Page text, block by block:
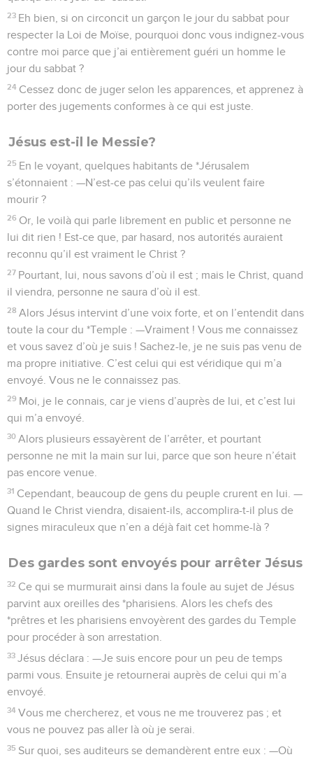
23 Eh bien, si on circoncit un garçon le jour du sabbat pour
respecter la Loi de Moïse, pourquoi donc vous indignez-vous
contre moi parce que j’ai entièrement guéri un homme le
jour du sabbat ?
24 Cessez donc de juger selon les apparences, et apprenez à
porter des jugements conformes à ce qui est juste.
Jésus est-il le Messie?
25 En le voyant, quelques habitants de *Jérusalem
s’étonnaient : —N’est-ce pas celui qu’ils veulent faire
mourir ?
26 Or, le voilà qui parle librement en public et personne ne
lui dit rien ! Est-ce que, par hasard, nos autorités auraient
reconnu qu’il est vraiment le Christ ?
27 Pourtant, lui, nous savons d’où il est ; mais le Christ, quand
il viendra, personne ne saura d’où il est.
28 Alors Jésus intervint d’une voix forte, et on l’entendit dans
toute la cour du *Temple : —Vraiment ! Vous me connaissez
et vous savez d’où je suis ! Sachez-le, je ne suis pas venu de
ma propre initiative. C’est celui qui est véridique qui m’a
envoyé. Vous ne le connaissez pas.
29 Moi, je le connais, car je viens d’auprès de lui, et c’est lui
qui m’a envoyé.
30 Alors plusieurs essayèrent de l’arrêter, et pourtant
personne ne mit la main sur lui, parce que son heure n’était
pas encore venue.
31 Cependant, beaucoup de gens du peuple crurent en lui. —
Quand le Christ viendra, disaient-ils, accomplira-t-il plus de
signes miraculeux que n’en a déjà fait cet homme-là ?
Des gardes sont envoyés pour arrêter Jésus
32 Ce qui se murmurait ainsi dans la foule au sujet de Jésus
parvint aux oreilles des *pharisiens. Alors les chefs des
*prêtres et les pharisiens envoyèrent des gardes du Temple
pour procéder à son arrestation.
33 Jésus déclara : —Je suis encore pour un peu de temps
parmi vous. Ensuite je retournerai auprès de celui qui m’a
envoyé.
34 Vous me chercherez, et vous ne me trouverez pas ; et
vous ne pouvez pas aller là où je serai.
35 Sur quoi, ses auditeurs se demandèrent entre eux : —Où